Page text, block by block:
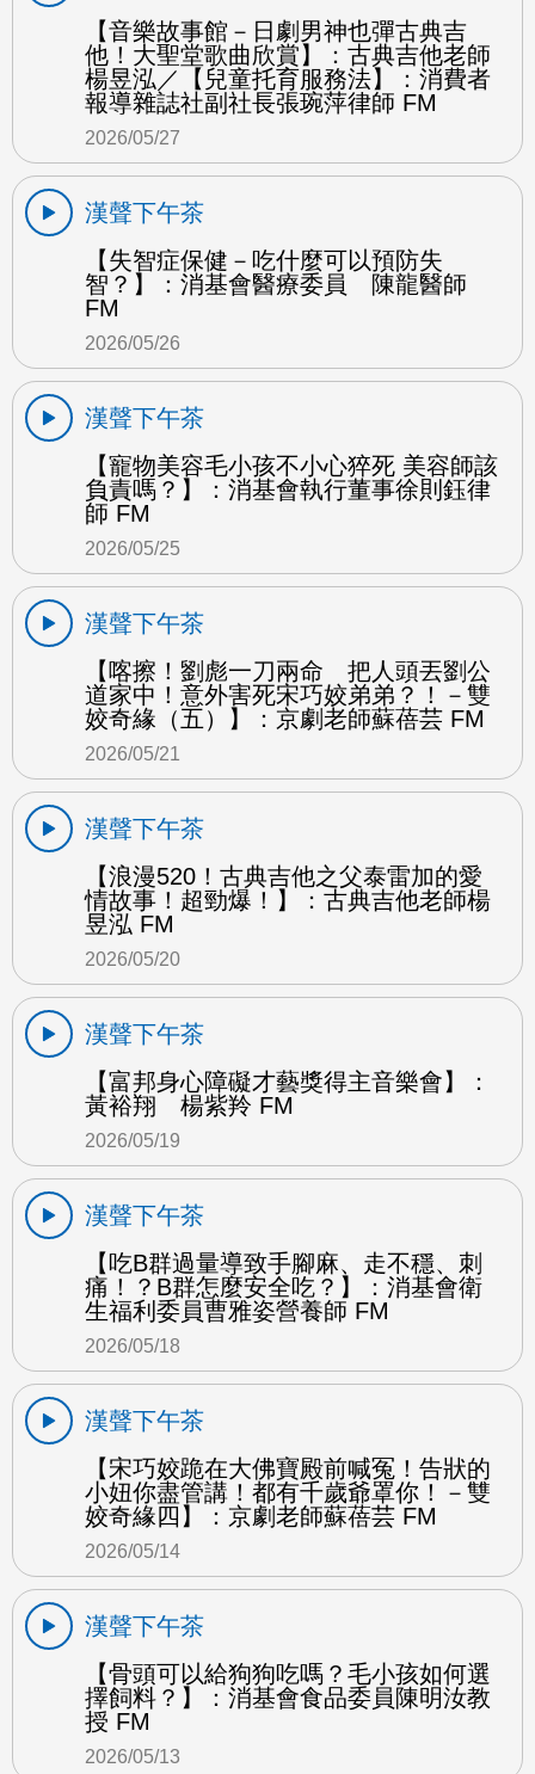
【音樂故事館－日劇男神也彈古典吉
他！大聖堂歌曲欣賞】：古典吉他老師
楊昱泓／【兒童托育服務法】：消費者
報導雜誌社副社長張琬萍律師 FM
2026/05/27
漢聲下午茶
【失智症保健－吃什麼可以預防失
智？】：消基會醫療委員 陳龍醫師
FM
2026/05/26
漢聲下午茶
【寵物美容毛小孩不小心猝死 美容師該
負責嗎？】：消基會執行董事徐則鈺律
師 FM
2026/05/25
漢聲下午茶
【喀擦！劉彪一刀兩命 把人頭丟劉公
道家中！意外害死宋巧姣弟弟？！－雙
姣奇緣（五）】：京劇老師蘇蓓芸 FM
2026/05/21
漢聲下午茶
【浪漫520！古典吉他之父泰雷加的愛
情故事！超勁爆！】：古典吉他老師楊
昱泓 FM
2026/05/20
漢聲下午茶
【富邦身心障礙才藝獎得主音樂會】：
黃裕翔 楊紫羚 FM
2026/05/19
漢聲下午茶
【吃B群過量導致手腳麻、走不穩、刺
痛！？B群怎麼安全吃？】：消基會衛
生福利委員曹雅姿營養師 FM
2026/05/18
漢聲下午茶
【宋巧姣跪在大佛寶殿前喊冤！告狀的
小妞你盡管講！都有千歲爺罩你！－雙
姣奇緣四】：京劇老師蘇蓓芸 FM
2026/05/14
漢聲下午茶
【骨頭可以給狗狗吃嗎？毛小孩如何選
擇飼料？】：消基會食品委員陳明汝教
授 FM
2026/05/13